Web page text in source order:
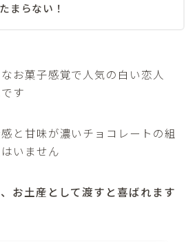
まらない！
お菓子感覚で人気の白い恋人
す
と甘味が濃いチョコレートの組
いません
お土産として渡すと喜ばれます